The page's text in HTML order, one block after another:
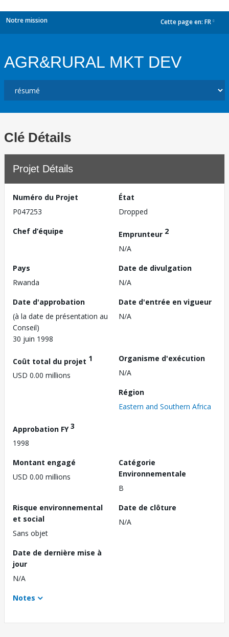
Notre mission Cette page en: FR
AGR&RURAL MKT DEV
Clé Détails
Projet Détails
Numéro du Projet
P047253
État
Dropped
Chef d’équipe
Emprunteur 2
N/A
Pays
Rwanda
Date de divulgation
N/A
Date d'approbation
(à la date de présentation au
Conseil)
30 juin 1998
Date d'entrée en vigueur
N/A
Coût total du projet 1
USD 0.00 millions
Organisme d'exécution
N/A
Région
Eastern and Southern Africa
Approbation FY3
1998
Montant engagé
USD 0.00 millions
Catégorie
Environnementale
B
Risque environnemental
et social
Sans objet
Date de clôture
N/A
Date de dernière mise à
jour
N/A
Notes